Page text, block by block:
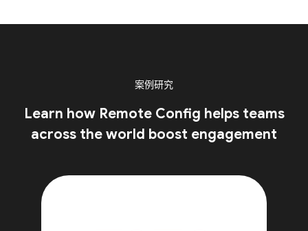
案例研究
Learn how Remote Config helps teams
across the world boost engagement